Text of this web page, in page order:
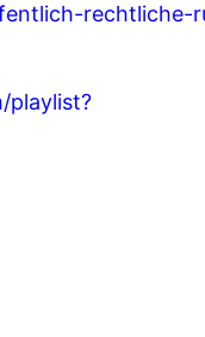
rechtliche-
playlist?